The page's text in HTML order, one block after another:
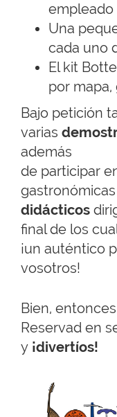
empleado
Una
cada uno
El kit
por
Bajo petición
varias
además
de participar
didácticos
final de los
¡un auténtico
vosotros!
Bien,
Reservad en
y ¡divertíos!